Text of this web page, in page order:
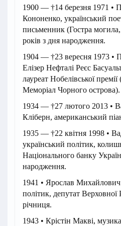
1900 — †14 березня 1971 •
Кононенко, український
письменник (Гостра
років з дня народження.
1904 — †23 вересня 1973 •
Елізер Нефталі Реєс
лауреат Нобелівської
Меморіал Чорного острова).
1934 — †27 лютого 2013 •
Кліберн, американський
1935 — †22 квітня 1998 •
український політик,
Національного банку
народження.
1941 • Ярослав Михайлович
політик, депутат Верховної
річниця.
1943 • Крістін Макві,